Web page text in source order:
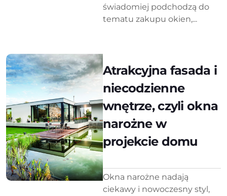
świadomiej podchodzą do
tematu zakupu okien,...
Atrakcyjna fasada i
niecodzienne
wnętrze, czyli okna
narożne w
projekcie domu
Okna narożne nadają
ciekawy i nowoczesny styl,